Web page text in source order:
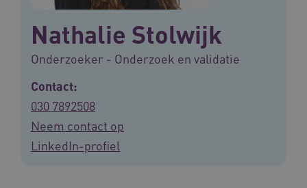
Nathalie Stolwijk
Onderzoeker - Onderzoek en validatie
Contact:
030 7892508
Neem contact op
LinkedIn-profiel